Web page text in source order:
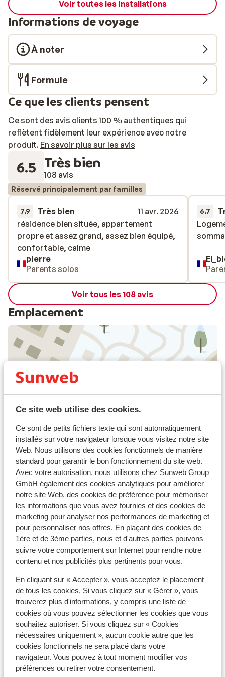
Ce site web utilise des cookies.
Ce sont de petits fichiers texte qui sont automatiquement
installés sur votre navigateur lorsque vous visitez notre site
Web. Nous utilisons des cookies fonctionnels de manière
standard pour garantir le bon fonctionnement du site web.
Avec votre autorisation, nous utilisons chez Sunweb Group
GmbH également des cookies analytiques pour améliorer
notre site Web, des cookies de préférence pour mémoriser
les informations que vous avez fournies et des cookies de
marketing pour analyser nos performances de marketing et
pour personnaliser nos offres. En plaçant des cookies de
1ère et de 3ème parties, nous et d'autres parties pouvons
suivre votre comportement sur Internet pour rendre notre
contenu et nos publicités plus pertinents pour vous.
En cliquant sur « Accepter », vous acceptez le placement
de tous les cookies. Si vous cliquez sur « Gérer », vous
trouverez plus d'informations, y compris une liste de
cookies où vous pouvez sélectionner les cookies que vous
souhaitez autoriser. Si vous cliquez sur « Cookies
nécessaires uniquement », aucun cookie autre que les
cookies fonctionnels ne sera placé dans votre
navigateur. Vous pouvez à tout moment modifier vos
préférences ou retirer votre consentement.
sauna, d'un hammam et d'un jacuzzi. Il est aussi
possible de réserver des soins, comme le massage aux
pierres chaudes, le massage suédois ou le massage
oriental à l'huile d'argan. Parfait pour se relaxer au
calme et s'évader le temps d'un instant.
Voir toutes les installations
Informations de voyage
À noter
Formule
Ce que les clients pensent
Ce sont des avis clients 100 % authentiques qui
reflètent fidèlement leur expérience avec notre
produit. En savoir plus sur les avis
6.5 Très bien
108 avis
Réservé principalement par familles
7.9 Très bien
11 avr. 2026
résidence bien située, appartement
propre et assez grand, assez bien équipé,
confortable, calme
résidence bien située, appartement
propre et assez grand, assez bien équipé,
confortable, calme
pierre
Parents solos
6.7
Voir tous les 108 avis
Emplacement
À proximité
Distance du centre-ville: environ 600 mètres
Distance de l'aéroport lyon saint exupéry environ
150 kilomètres: Grenoble St-Geoirs environ 99
kilomètres
Distance jusqu'à la gare de grenoble environ 63
kilomètres
Distance jusqu'aux pistes de ski environ 100
mètres
Distance jusqu'aux remontées mécaniques
environ 100 mètres
Distance jusqu'a l'école de ski environ 100 mètres
Distance aux magasins les plus proches environ
100 mètres
Distance à la supérette la plus proche environ 100
mètres
Forfait, cours et matériel de ski
Forfait remontées mécaniques